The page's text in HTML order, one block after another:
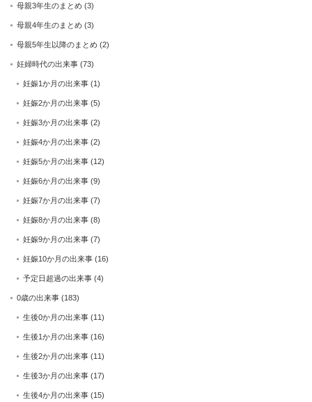
母親3年生のまとめ (3)
母親4年生のまとめ (3)
母親5年生以降のまとめ (2)
妊婦時代の出来事 (73)
妊娠1か月の出来事 (1)
妊娠2か月の出来事 (5)
妊娠3か月の出来事 (2)
妊娠4か月の出来事 (2)
妊娠5か月の出来事 (12)
妊娠6か月の出来事 (9)
妊娠7か月の出来事 (7)
妊娠8か月の出来事 (8)
妊娠9か月の出来事 (7)
妊娠10か月の出来事 (16)
予定日超過の出来事 (4)
0歳の出来事 (183)
生後0か月の出来事 (11)
生後1か月の出来事 (16)
生後2か月の出来事 (11)
生後3か月の出来事 (17)
生後4か月の出来事 (15)